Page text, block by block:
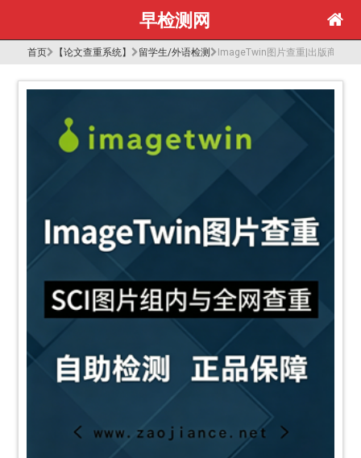
早检测网
首页 【论文查重系统】 留学生/外语检测 ImageTwin图片查重|出版商/研